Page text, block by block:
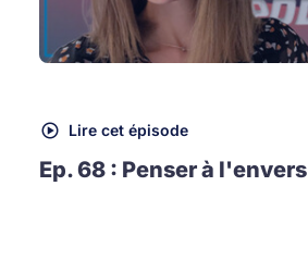
Lire cet épisode
Ep. 68 : Penser à l'envers